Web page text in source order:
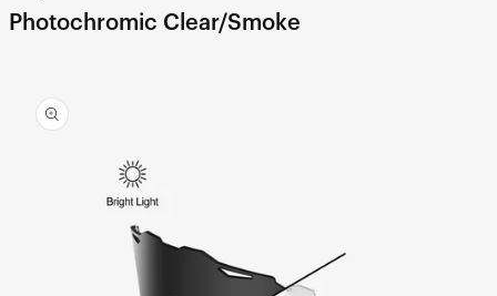
Photochromic Clear/Smoke
informations
sur le